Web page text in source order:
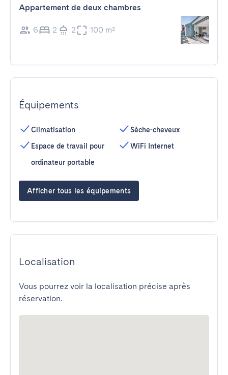
Appartement de deux chambres
6 2 2 100 m²
Équipements
Climatisation
Espace de travail pour
ordinateur portable
Sèche-cheveux
WiFi Internet
Afficher tous les équipements
Localisation
Vous pourrez voir la localisation précise après
réservation.